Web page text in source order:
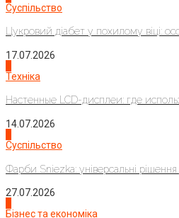
Суспільство
Цукровий діабет у похилому віці:
17.07.2026
Техніка
Настенные LCD-дисплеи: где
14.07.2026
Суспільство
Фарби Sniezka: універсальні рішення
27.07.2026
Бізнес та економіка